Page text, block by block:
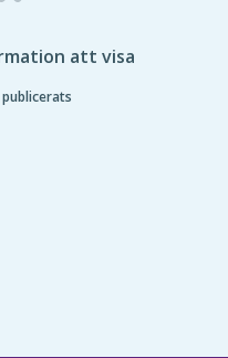
att visa